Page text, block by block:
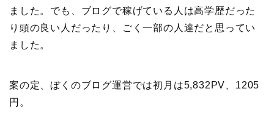
ました。でも、ブログで稼げている人は高学歴だった
り頭の良い人だったり、ごく一部の人達だと思ってい
ました。
案の定、ぼくのブログ運営では初月は5,832PV、1205
円。